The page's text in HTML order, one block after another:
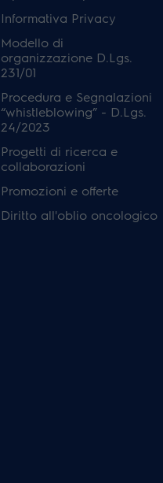
Informativa Privacy
Modello di
organizzazione D.Lgs.
231/01
Procedura e Segnalazioni
“whistleblowing” - D.Lgs.
24/2023
Progetti di ricerca e
collaborazioni
Promozioni e offerte
Diritto all'oblio oncologico